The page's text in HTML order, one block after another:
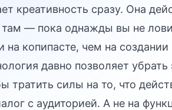
креативность сразу. Она
там — пока однажды вы не
копипасте, чем на создании
давно позволяет
тратить силы на то, что
с аудиторией. А не на